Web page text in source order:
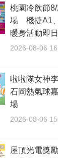
桃園冷飲節
場 機捷A1
暖身活動即
2026-08-06
啦啦隊女神
石岡熱氣球
場
2026-08-06
屋頂光電獎